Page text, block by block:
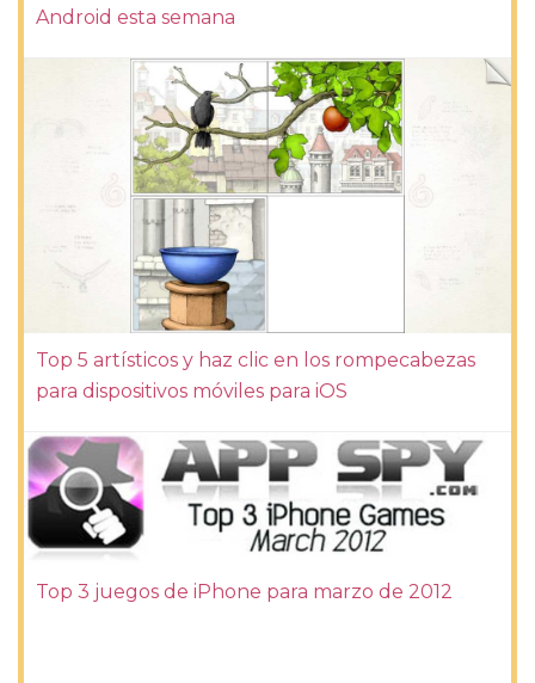
Android esta semana
Top 5 artísticos y haz clic en los rompecabezas
para dispositivos móviles para iOS
Top 3 juegos de iPhone para marzo de 2012